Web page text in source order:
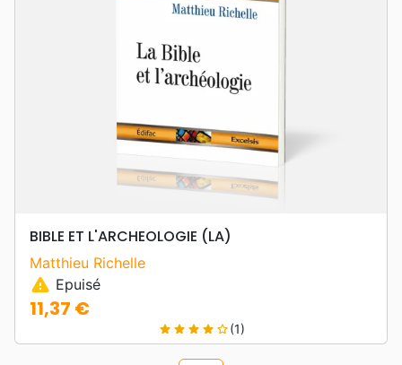
BIBLE ET L'ARCHEOLOGIE (LA)
Matthieu Richelle
warning Epuisé
Prix
11,37 €
star star star star star_border(1)